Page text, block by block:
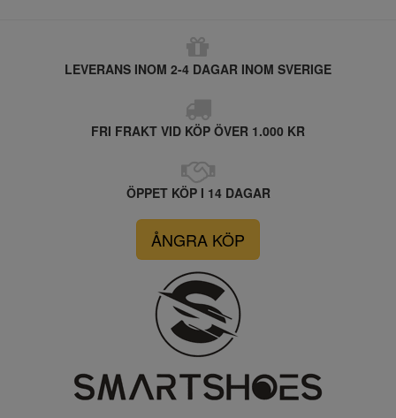
LEVERANS INOM 2-4 DAGAR INOM SVERIGE
FRI FRAKT VID KÖP ÖVER 1.000 KR
ÖPPET KÖP I 14 DAGAR
ÅNGRA KÖP